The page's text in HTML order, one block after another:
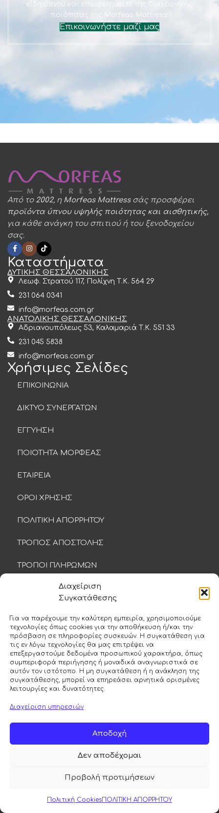
Διαχείριση
Συγκατάθεσης
Για να παρέχουμε την καλύτερη εμπειρία, χρησιμοποιούμε
τεχνολογίες όπως cookies για την αποθήκευση ή/και την
πρόσβαση σε πληροφορίες συσκευών. Η συγκατάθεση για
τις εν λόγω τεχνολογίες θα μας επιτρέψει να
επεξεργαστούμε δεδομένα προσωπικού χαρακτήρα, όπως
συμπεριφορά περιήγησης ή μοναδικά αναγνωριστικά σε
αυτόν τον ιστότοπο. Η μη συγκατάθεση ή η ανάκληση της
συγκατάθεσης, μπορεί να επηρεάσει αρνητικά ορισμένες
λειτουργίες και δυνατότητες.
Διαχείριση υπηρεσιών
Αποδοχή
Δεν αποδέχομαι
Προβολή προτιμήσεων
Πολιτική CookiesΠΟΛΙΤΙΚΗ ΑΠΟΡΡΗΤΟΥ
είδη ύπνου και επωφεληθείτε της διαχρονικής
ποιότητας της
Morfeas Mattress.
Επικοινωνήστε μαζί μας
Από το2002, η Morfeas Mattressσάς προσφέρει
προϊόντα ύπνου υψηλής ποιότητας και αισθητικής,
για κάθε ανάγκη του σπιτιού ή του ξενοδοχείου
σας.
Καταστήματα
ΔΥΤΙΚΗΣ ΘΕΣΣΑΛΟΝΙΚΗΣ
Λεωφ. Στρατού 117, Πολίχνη Τ.Κ. 564 29
231 064 0341
info@morfeas.com.gr
ΑΝΑΤΟΛΙΚΗΣ ΘΕΣΣΑΛΟΝΙΚΗΣ
Αδριανουπόλεως 53, Καλαμαριά Τ.Κ. 551 33
231 045 5838
info@morfeas.com.gr
Χρήσιμες Σελίδες
ΕΠΙΚΟΙΝΩΝΙΑ
ΔΙΚΤΥΟ ΣΥΝΕΡΓΑΤΩΝ
ΕΓΓΥΗΣΗ
ΠΟΙΟΤΗΤΑ ΜΟΡΦΕΑΣ
ΕΤΑΙΡΕΙΑ
ΟΡΟΙ ΧΡΗΣΗΣ
ΠΟΛΙΤΙΚΗ ΑΠΟΡΡΗΤΟΥ
ΤΡΟΠΟΣ ΑΠΟΣΤΟΛΗΣ
ΤΡΟΠΟΙ ΠΛΗΡΩΜΩΝ
ΕΠΙΣΤΡΟΦΕΣ ΚΑΙ ΦΟΡΜΑ ΥΠΑΝΑΧΩΡΗΣΗΣ
Κάντε κλικ στο κουμπί 'Συμφωνώ' για
Πολιτική Cookies
Συμφωνώ
Powered by